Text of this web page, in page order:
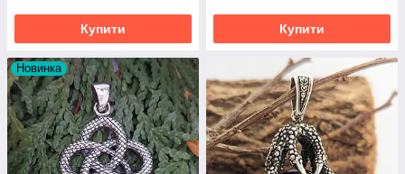
Купити Купити
Новинка